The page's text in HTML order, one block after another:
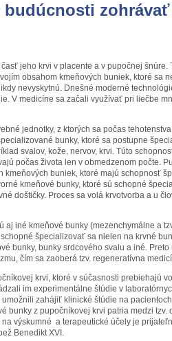
budúcnosti
jeho krvi v placente a v pupočnej šnúre.
obsahom kmeňových buniek, ktoré sa
nevyskytnú. Dnešné moderné
V medicíne sa začali využívať pri liečbe
jednotky, z ktorých sa počas
bunky, ktoré sa postupne
svalov, kože, nervov, krvi. Túto
počas života len v obmedzenom počte.
kmeňových buniek, ktoré majú schopnosť
kmeňové bunky, ktoré sú schopné
doštičky. Proces sa volá krvotvorba a u
aj iné kmeňové bunky (mezenchymálne a
špecializovať sa nielen na krvné
bunky, bunky srdcového svalu a iné.
čím sa zaoberá tzv. regeneratívna
krvi, ktoré v súčasnosti prebiehajú
im experimentálne štúdie v
zahájiť klinické štúdie na
bunky z pupočníkovej krvi patria medzi tzv.
na výskumné a terapeutické účely je
Benedikt XVI.